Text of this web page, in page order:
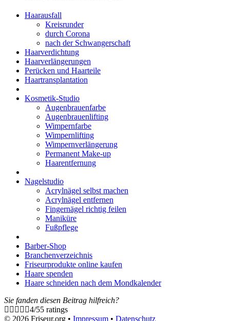
Haarausfall
Kreisrunder
durch Corona
nach der Schwangerschaft
Haarverdichtung
Haarverlängerungen
Perücken und Haarteile
Haartransplantation
Kosmetik-Studio
Augenbrauenfarbe
Augenbrauenlifting
Wimpernfarbe
Wimpernlifting
Wimpernverlängerung
Permanent Make-up
Haarentfernung
Nagelstudio
Acrylnägel selbst machen
Acrylnägel entfernen
Fingernägel richtig feilen
Maniküre
Fußpflege
Barber-Shop
Branchenverzeichnis
Friseurprodukte online kaufen
Haare spenden
Haare schneiden nach dem Mondkalender
Sie fanden diesen Beitrag hilfreich?
4/55 ratings
© 2026 Friseur.org • Impressum • Datenschutz